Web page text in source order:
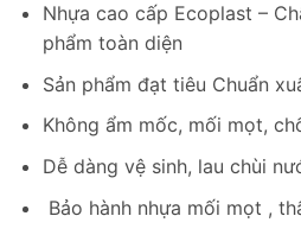
Nhựa cao cấp Ecoplast –
phẩm toàn diện
Sản phẩm đạt tiêu Chuẩn
Không ẩm mốc, mối mọt,
Dễ dàng vệ sinh, lau chùi
Bảo hành nhựa mối mọt ,